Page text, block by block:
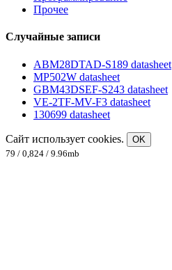
Прочее
Случайные записи
ABM28DTAD-S189 datasheet
MP502W datasheet
GBM43DSEF-S243 datasheet
VE-2TF-MV-F3 datasheet
130699 datasheet
Сайт использует cookies.
OK
79 / 0,824 / 9.96mb